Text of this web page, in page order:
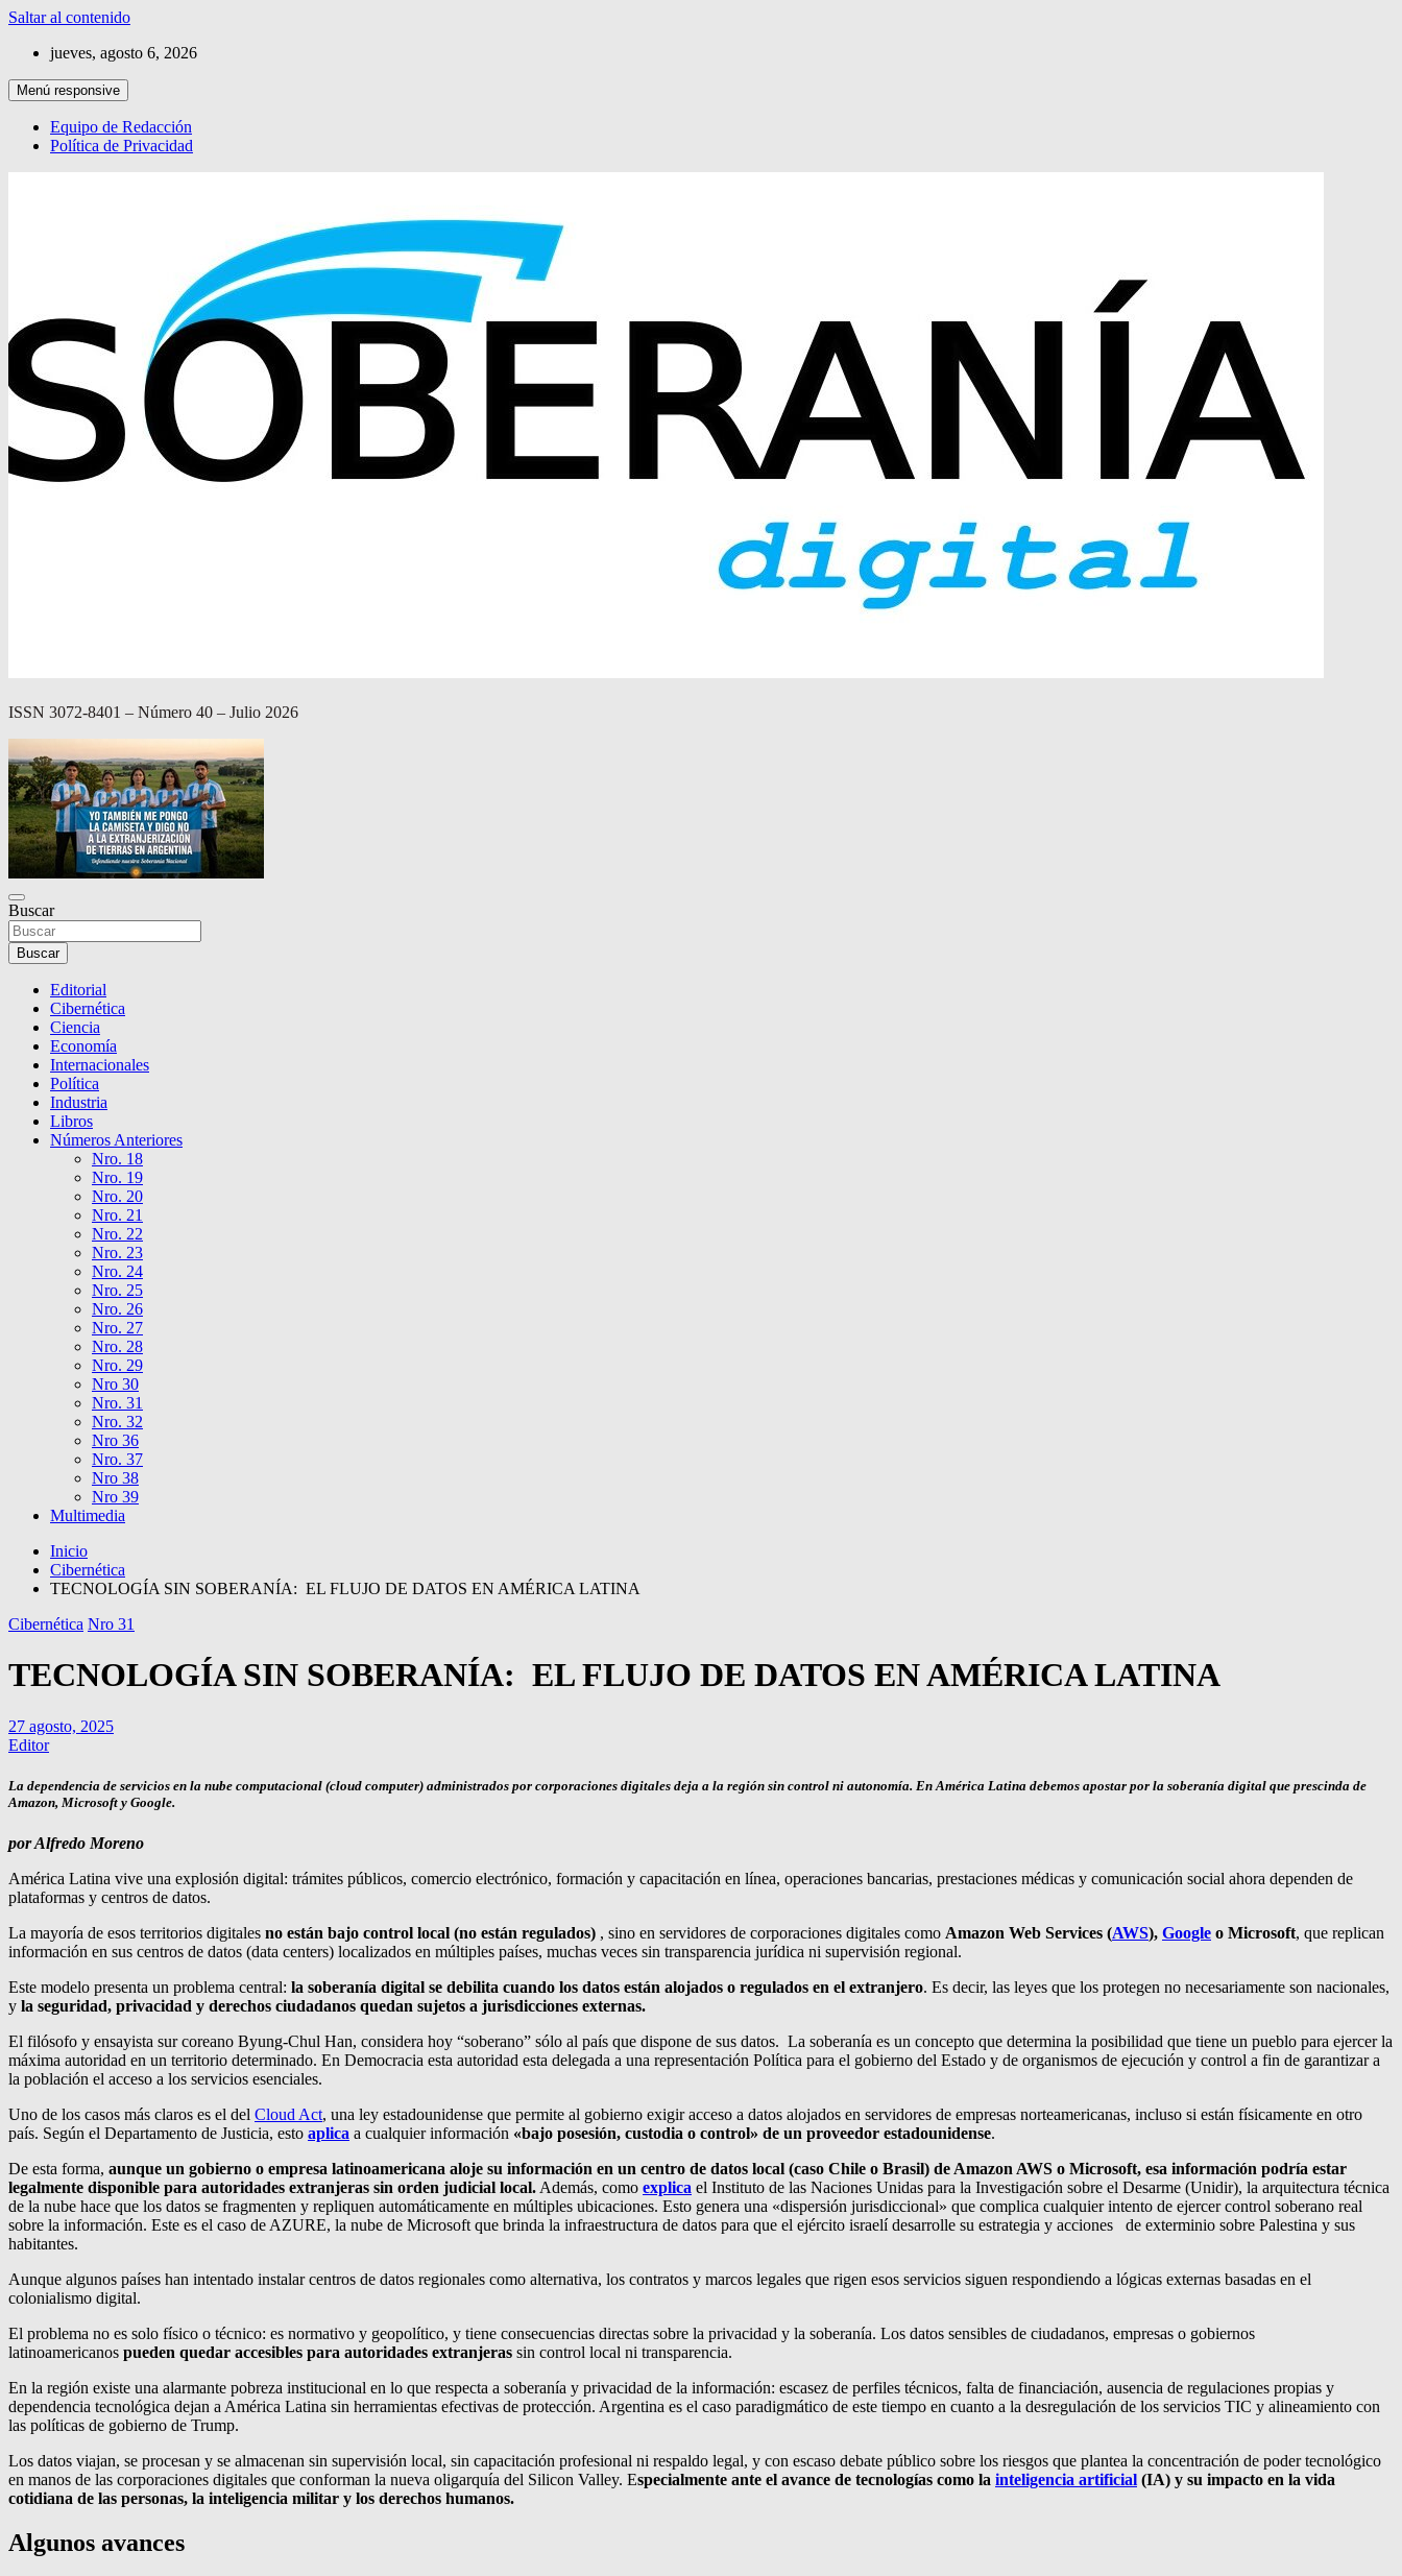
Saltar al contenido
jueves, agosto 6, 2026
Menú responsive
Equipo de Redacción
Política de Privacidad
ISSN 3072-8401 – Número 40 – Julio 2026
Buscar
Buscar
Editorial
Cibernética
Ciencia
Economía
Internacionales
Política
Industria
Libros
Números Anteriores
Nro. 18
Nro. 19
Nro. 20
Nro. 21
Nro. 22
Nro. 23
Nro. 24
Nro. 25
Nro. 26
Nro. 27
Nro. 28
Nro. 29
Nro 30
Nro. 31
Nro. 32
Nro 36
Nro. 37
Nro 38
Nro 39
Multimedia
Inicio
Cibernética
TECNOLOGÍA SIN SOBERANÍA: EL FLUJO DE DATOS EN AMÉRICA LATINA
Cibernética Nro 31
TECNOLOGÍA SIN SOBERANÍA: EL FLUJO DE DATOS EN AMÉRICA LATINA
27 agosto, 2025
Editor
La dependencia de servicios en la nube computacional (cloud computer) administrados por corporaciones digitales deja a la región sin control ni autonomía. En América Latina debemos apostar por la soberanía digital que prescinda de
Amazon, Microsoft y Google.
por Alfredo Moreno
América Latina vive una explosión digital: trámites públicos, comercio electrónico, formación y capacitación en línea, operaciones bancarias, prestaciones médicas y comunicación social ahora dependen de
plataformas y centros de datos.
La mayoría de esos territorios digitales no están bajo control local (no están regulados) , sino en servidores de corporaciones digitales como Amazon Web Services (AWS), Google o Microsoft, que replican
información en sus centros de datos (data centers) localizados en múltiples países, muchas veces sin transparencia jurídica ni supervisión regional.
Este modelo presenta un problema central: la soberanía digital se debilita cuando los datos están alojados o regulados en el extranjero. Es decir, las leyes que los protegen no necesariamente son nacionales,
y la seguridad, privacidad y derechos ciudadanos quedan sujetos a jurisdicciones externas.
El filósofo y ensayista sur coreano Byung-Chul Han, considera hoy “soberano” sólo al país que dispone de sus datos. La soberanía es un concepto que determina la posibilidad que tiene un pueblo para ejercer la
máxima autoridad en un territorio determinado. En Democracia esta autoridad esta delegada a una representación Política para el gobierno del Estado y de organismos de ejecución y control a fin de garantizar a
la población el acceso a los servicios esenciales.
Uno de los casos más claros es el del Cloud Act, una ley estadounidense que permite al gobierno exigir acceso a datos alojados en servidores de empresas norteamericanas, incluso si están físicamente en otro
país. Según el Departamento de Justicia, esto aplica a cualquier información «bajo posesión, custodia o control» de un proveedor estadounidense.
De esta forma, aunque un gobierno o empresa latinoamericana aloje su información en un centro de datos local (caso Chile o Brasil) de Amazon AWS o Microsoft, esa información podría estar
legalmente disponible para autoridades extranjeras sin orden judicial local. Además, como explica el Instituto de las Naciones Unidas para la Investigación sobre el Desarme (Unidir), la arquitectura técnica
de la nube hace que los datos se fragmenten y repliquen automáticamente en múltiples ubicaciones. Esto genera una «dispersión jurisdiccional» que complica cualquier intento de ejercer control soberano real
sobre la información. Este es el caso de AZURE, la nube de Microsoft que brinda la infraestructura de datos para que el ejército israelí desarrolle su estrategia y acciones de exterminio sobre Palestina y sus
habitantes.
Aunque algunos países han intentado instalar centros de datos regionales como alternativa, los contratos y marcos legales que rigen esos servicios siguen respondiendo a lógicas externas basadas en el
colonialismo digital.
El problema no es solo físico o técnico: es normativo y geopolítico, y tiene consecuencias directas sobre la privacidad y la soberanía. Los datos sensibles de ciudadanos, empresas o gobiernos
latinoamericanos pueden quedar accesibles para autoridades extranjeras sin control local ni transparencia.
En la región existe una alarmante pobreza institucional en lo que respecta a soberanía y privacidad de la información: escasez de perfiles técnicos, falta de financiación, ausencia de regulaciones propias y
dependencia tecnológica dejan a América Latina sin herramientas efectivas de protección. Argentina es el caso paradigmático de este tiempo en cuanto a la desregulación de los servicios TIC y alineamiento con
las políticas de gobierno de Trump.
Los datos viajan, se procesan y se almacenan sin supervisión local, sin capacitación profesional ni respaldo legal, y con escaso debate público sobre los riesgos que plantea la concentración de poder tecnológico
en manos de las corporaciones digitales que conforman la nueva oligarquía del Silicon Valley. Especialmente ante el avance de tecnologías como la inteligencia artificial (IA) y su impacto en la vida
cotidiana de las personas, la inteligencia militar y los derechos humanos.
Algunos avances